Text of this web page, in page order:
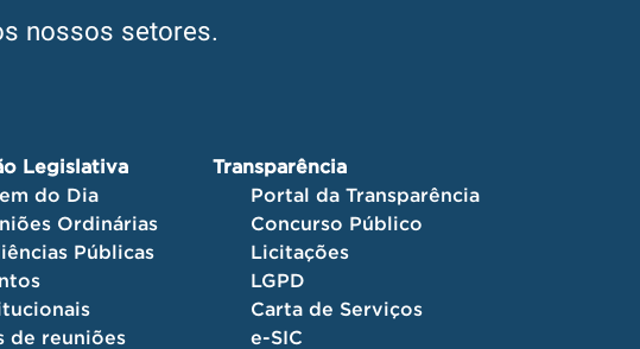
nossos setores.
Legislativa
do Dia
Ordinárias
Públicas
de reuniões
Transparência
Portal da Transparência
Concurso Público
Licitações
LGPD
Carta de Serviços
e-SIC